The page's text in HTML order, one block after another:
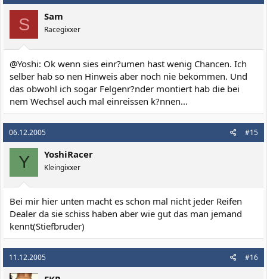
S Sam
Racegixxer
@Yoshi: Ok wenn sies einr?umen hast wenig Chancen. Ich
selber hab so nen Hinweis aber noch nie bekommen. Und
das obwohl ich sogar Felgenr?nder montiert hab die bei
nem Wechsel auch mal einreissen k?nnen...
06.12.2005 #15
Y YoshiRacer
Kleingixxer
Bei mir hier unten macht es schon mal nicht jeder Reifen
Dealer da sie schiss haben aber wie gut das man jemand
kennt(Stiefbruder)
11.12.2005 #16